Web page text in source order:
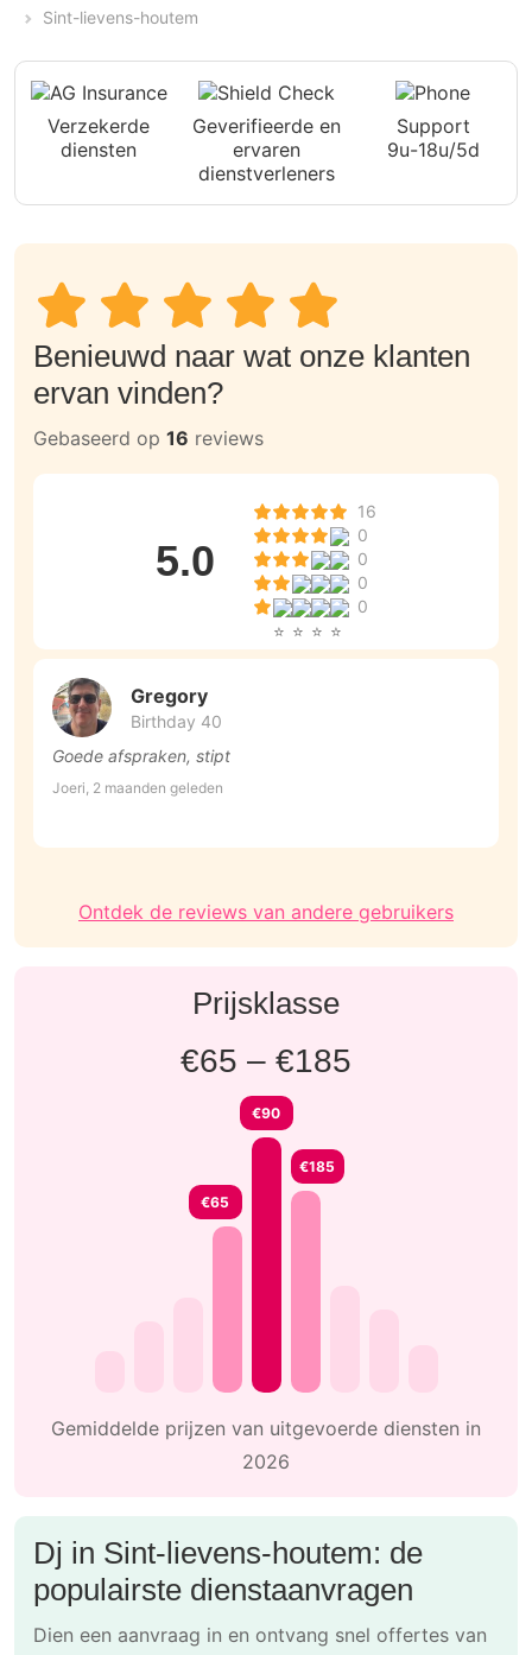
Sint-lievens-houtem
Verzekerde
diensten
Geverifieerde en
ervaren
dienstverleners
Support
9u-18u/5d
Benieuwd naar wat onze klanten
ervan vinden?
Gebaseerd op 16 reviews
5.0
16
0
0
0
0
Gregory
Birthday 40
Goede afspraken, stipt
Joeri, 2 maanden geleden
Ontdek de reviews van andere gebruikers
Prijsklasse
€65 – €185
€65
€90
€185
Gemiddelde prijzen van uitgevoerde diensten in
2026
Dj in Sint-lievens-houtem: de
populairste dienstaanvragen
Dien een aanvraag in en ontvang snel offertes van